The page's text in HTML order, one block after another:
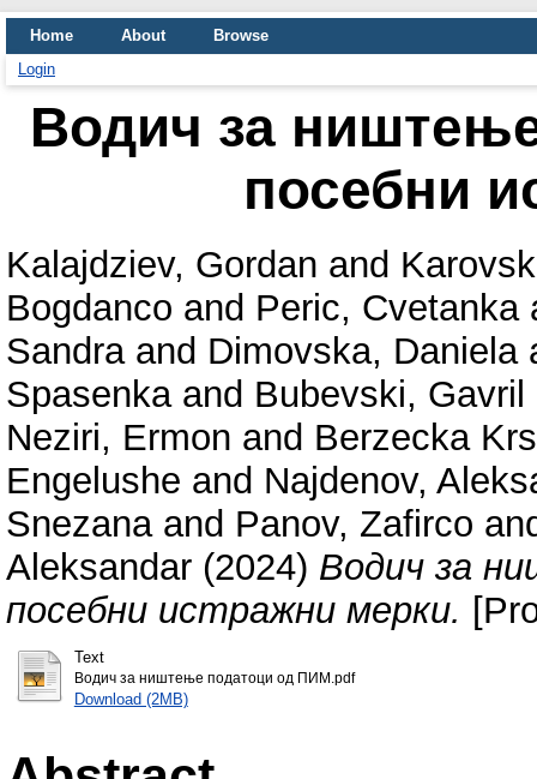
Home About
Browse
Login
Водич за
посебни
Kalajdziev, Gordan and
Bogdanco and Peric, Cvetanka
Sandraand Dimovska, Daniela
Spasenkaand Bubevski, Gavril
Neziri, Ermon and Berzecka
Engelushe and Najdenov,
Snezanaand Panov, Zafirco
Aleksandar (2024) Водич за
посебни истражни мерки.
Text
Водич за ништење податоци од ПИМ.pdf
Download (2MB)